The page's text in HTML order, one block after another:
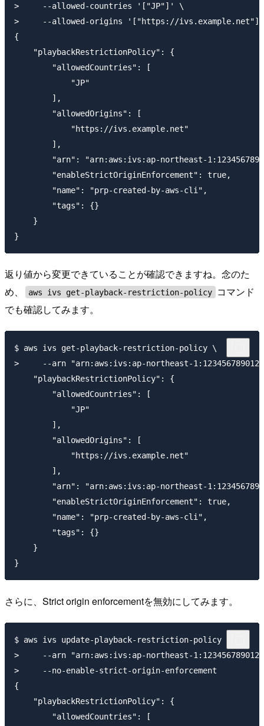
>     --allowed-countries '["JP"]' \
>     --allowed-origins '["https://ivs.example.net"]'
{
    "playbackRestrictionPolicy": {
        "allowedCountries": [
            "JP"
        ],
        "allowedOrigins": [
            "https://ivs.example.net"
        ],
"arn": "arn:aws:ivs:ap-northeast-
        "enableStrictOriginEnforcement": true,
        "name": "prp-created-by-aws-cli",
        "tags": {}
    }
返り値から変更できていることが確認できますね。念のた
め、
aws ivs get-playback-restriction-policy
コマンド
でも確認してみます。
$ aws ivs get-playback-restriction-policy \
>     --arn "arn:aws:ivs:ap-northeast-
    "playbackRestrictionPolicy": {
        "allowedCountries": [
            "JP"
        ],
        "allowedOrigins": [
            "https://ivs.example.net"
        ],
"arn": "arn:aws:ivs:ap-northeast-
        "enableStrictOriginEnforcement": true,
        "name": "prp-created-by-aws-cli",
        "tags": {}
    }
さらに、Strict origin enforcementを無効にしてみます。
$ aws ivs update-playback-restriction-policy \
>     --arn "arn:aws:ivs:ap-northeast-
>     --no-enable-strict-origin-enforcement
{
    "playbackRestrictionPolicy": {
        "allowedCountries": [